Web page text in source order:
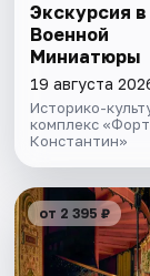
Экскурсия
Военной
Миниатюры
19 августа
Историко-
комплекс «Форт
Константин»
от 2 395 ₽